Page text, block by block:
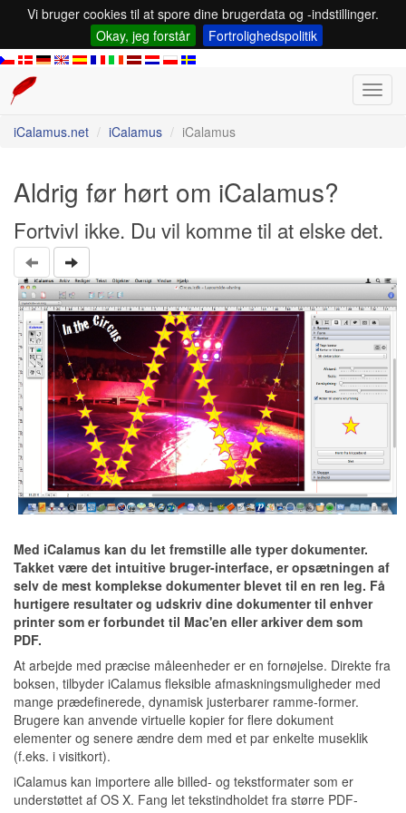
Vi bruger cookies til at spore dine brugerdata og -indstillinger.
Okay, jeg forstår
Fortrolighedspolitik
iCalamus.net
iCalamus iCalamus
Aldrig før hørt om iCalamus?
Fortvivl ikke. Du vil komme til at elske det.
Med iCalamus kan du let fremstille alle typer dokumenter.
Takket være det intuitive bruger-interface, er opsætningen af
selv de mest komplekse dokumenter blevet til en ren leg. Få
hurtigere resultater og udskriv dine dokumenter til enhver
printer som er forbundet til Mac'en eller arkiver dem som
PDF.
At arbejde med præcise måleenheder er en fornøjelse. Direkte fra
boksen, tilbyder iCalamus fleksible afmaskningsmuligheder med
mange prædefinerede, dynamisk justerbarer ramme-former.
Brugere kan anvende virtuelle kopier for flere dokument
elementer og senere ændre dem med et par enkelte museklik
(f.eks. i visitkort).
iCalamus kan importere alle billed- og tekstformater som er
understøttet af OS X. Fang let tekstindholdet fra større PDF-